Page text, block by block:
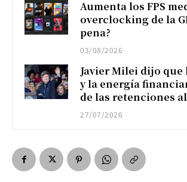
Aumenta los FPS
overclocking de la
pena?
03/08/2026
Javier Milei dijo
y la energía
de las retenciones
27/07/2026